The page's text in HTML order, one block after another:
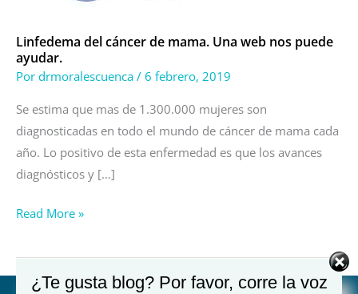
Linfedema del cáncer de mama. Una web nos puede
ayudar.
Por drmoralescuenca / 6 febrero, 2019
Se estima que mas de 1.300.000 mujeres son
diagnosticadas en todo el mundo de cáncer de mama cada
año. Lo positivo de esta enfermedad es que los avances
diagnósticos y […]
nos
puede
ayudar.
Read More »
¿Te gusta blog? Por favor, corre la voz